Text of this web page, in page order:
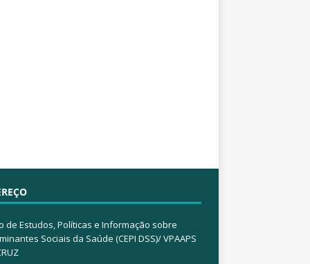
de Estudos, Políticas e Informação sobre
Sociais da Saúde (CEPI DSS)/ VPAAPS